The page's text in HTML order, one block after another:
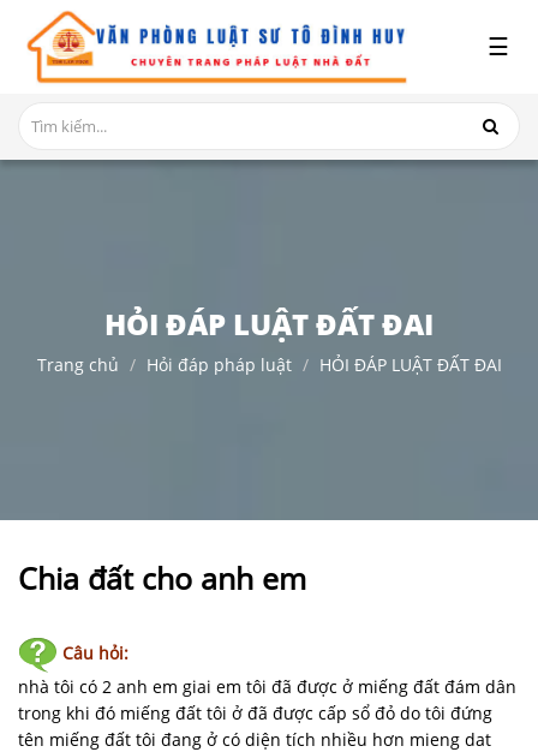
GIỚI
THIỆU
DỊCH
TỤC
ĐẤT
BẢN
-
BIỂU
MẪU
☰
HỎI ĐÁP LUẬT ĐẤT ĐAI
Trang chủ Hỏi đáp pháp luật HỎI ĐÁP LUẬT ĐẤT ĐAI
Chia đất cho anh em
Câu hỏi:
nhà tôi có 2 anh em giai em tôi đã được ở miếng đất đám dân
trong khi đó miếng đất tôi ở đã được cấp sổ đỏ do tôi đứng
tên miếng đất tôi đang ở có diện tích nhiều hơn mieng dat